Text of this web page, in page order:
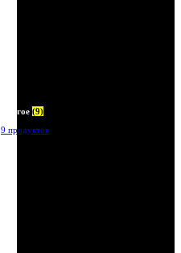
Другое (9)
9 продуктов